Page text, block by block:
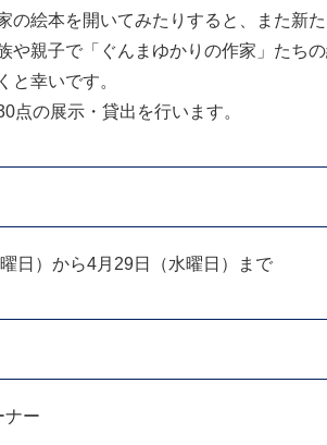
の絵本を開いてみたりすると、また新
親子で「ぐんまゆかりの作家」たち
と幸いです。
の展示・貸出を行います。
日）から4月29日（水曜日）まで
ー